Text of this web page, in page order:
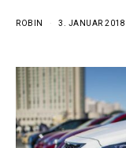
ROBIN 3. JANUAR 2018